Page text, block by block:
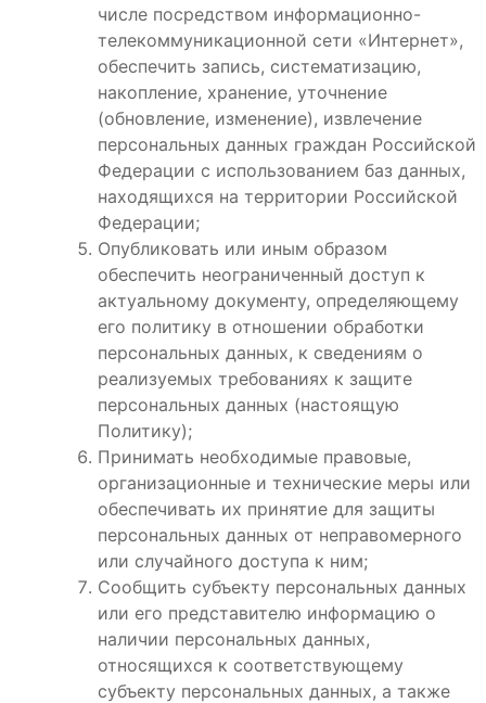
числе посредством информационно-
телекоммуникационной сети «Интернет»,
обеспечить запись, систематизацию,
накопление, хранение, уточнение
(обновление, изменение), извлечение
персональных данных граждан Российской
Федерации с использованием баз данных,
находящихся на территории Российской
Федерации;
Опубликовать или иным образом
обеспечить неограниченный доступ к
актуальному документу, определяющему
его политику в отношении обработки
персональных данных, к сведениям о
реализуемых требованиях к защите
персональных данных (настоящую
Политику);
Принимать необходимые правовые,
организационные и технические меры или
обеспечивать их принятие для защиты
персональных данных от неправомерного
или случайного доступа к ним;
Сообщить субъекту персональных данных
или его представителю информацию о
наличии персональных данных,
относящихся к соответствующему
субъекту персональных данных, а также